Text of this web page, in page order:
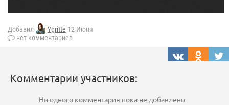
Добавил Ygritte 12 Июня
нет комментариев
Комментарии участников:
Ни одного комментария пока не добавлено